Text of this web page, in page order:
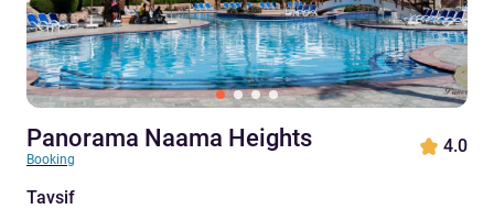
Panorama Naama Heights
Booking
4.0
Tavsif